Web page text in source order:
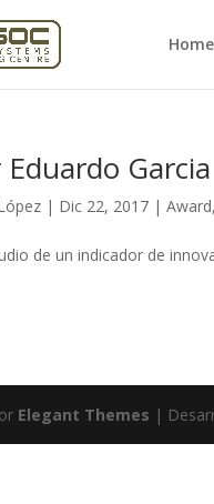
Home
Eduardo
| Dic 22, 2017 |Award,
de un indicador de
Elegant Themes |